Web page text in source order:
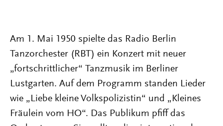
Am 1. Mai 1950 spielte das Radio Berlin
Tanzorchester (RBT) ein Konzert mit neuer
„fortschrittlicher“ Tanzmusik im Berliner
Lustgarten. Auf dem Programm standen Lieder
wie „Liebe kleine Volkspolizistin“ und „Kleines
Fräulein vom HO“. Das Publikum pfiff das